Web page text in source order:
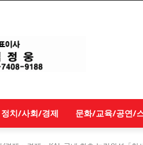
정치/사회/경제 문화/교육/공연/